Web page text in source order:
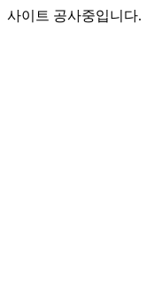
사이트 공사중입니다.